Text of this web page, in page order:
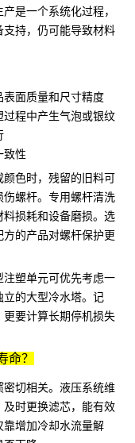
是一个系统化过程，
持，仍可能导致材料
表面质量和尺寸精度
过程中产生气泡或银纹
致性
色时，残留的旧料可
螺杆。专用螺杆清洗
损耗和设备磨损。选
的产品对螺杆保护更
塑单元可优先考虑一
的大型冷水塔。记
要计算长期停机损失
命？
切相关。液压系统维
及时更换滤芯，能有效
增加冷却水流量解